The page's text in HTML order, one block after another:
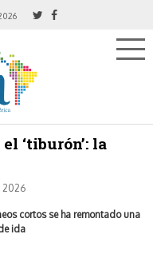
‘tiburón’: la
2026
cortos se ha remontado una
ida